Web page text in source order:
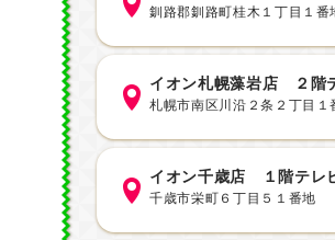
釧路郡釧路町桂木１丁目１番
イオン札幌藻岩店 ２階
札幌市南区川沿２条２丁目１
イオン千歳店 １階テレ
千歳市栄町６丁目５１番地